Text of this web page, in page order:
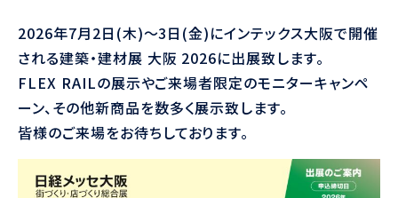
2026年7月2日(木)～3日(金)にインテックス大阪で開催
される建築・建材展 大阪 2026に出展致します。
FLEX RAILの展示やご来場者限定のモニターキャンペ
ーン、その他新商品を数多く展示致します。
皆様のご来場をお待ちしております。